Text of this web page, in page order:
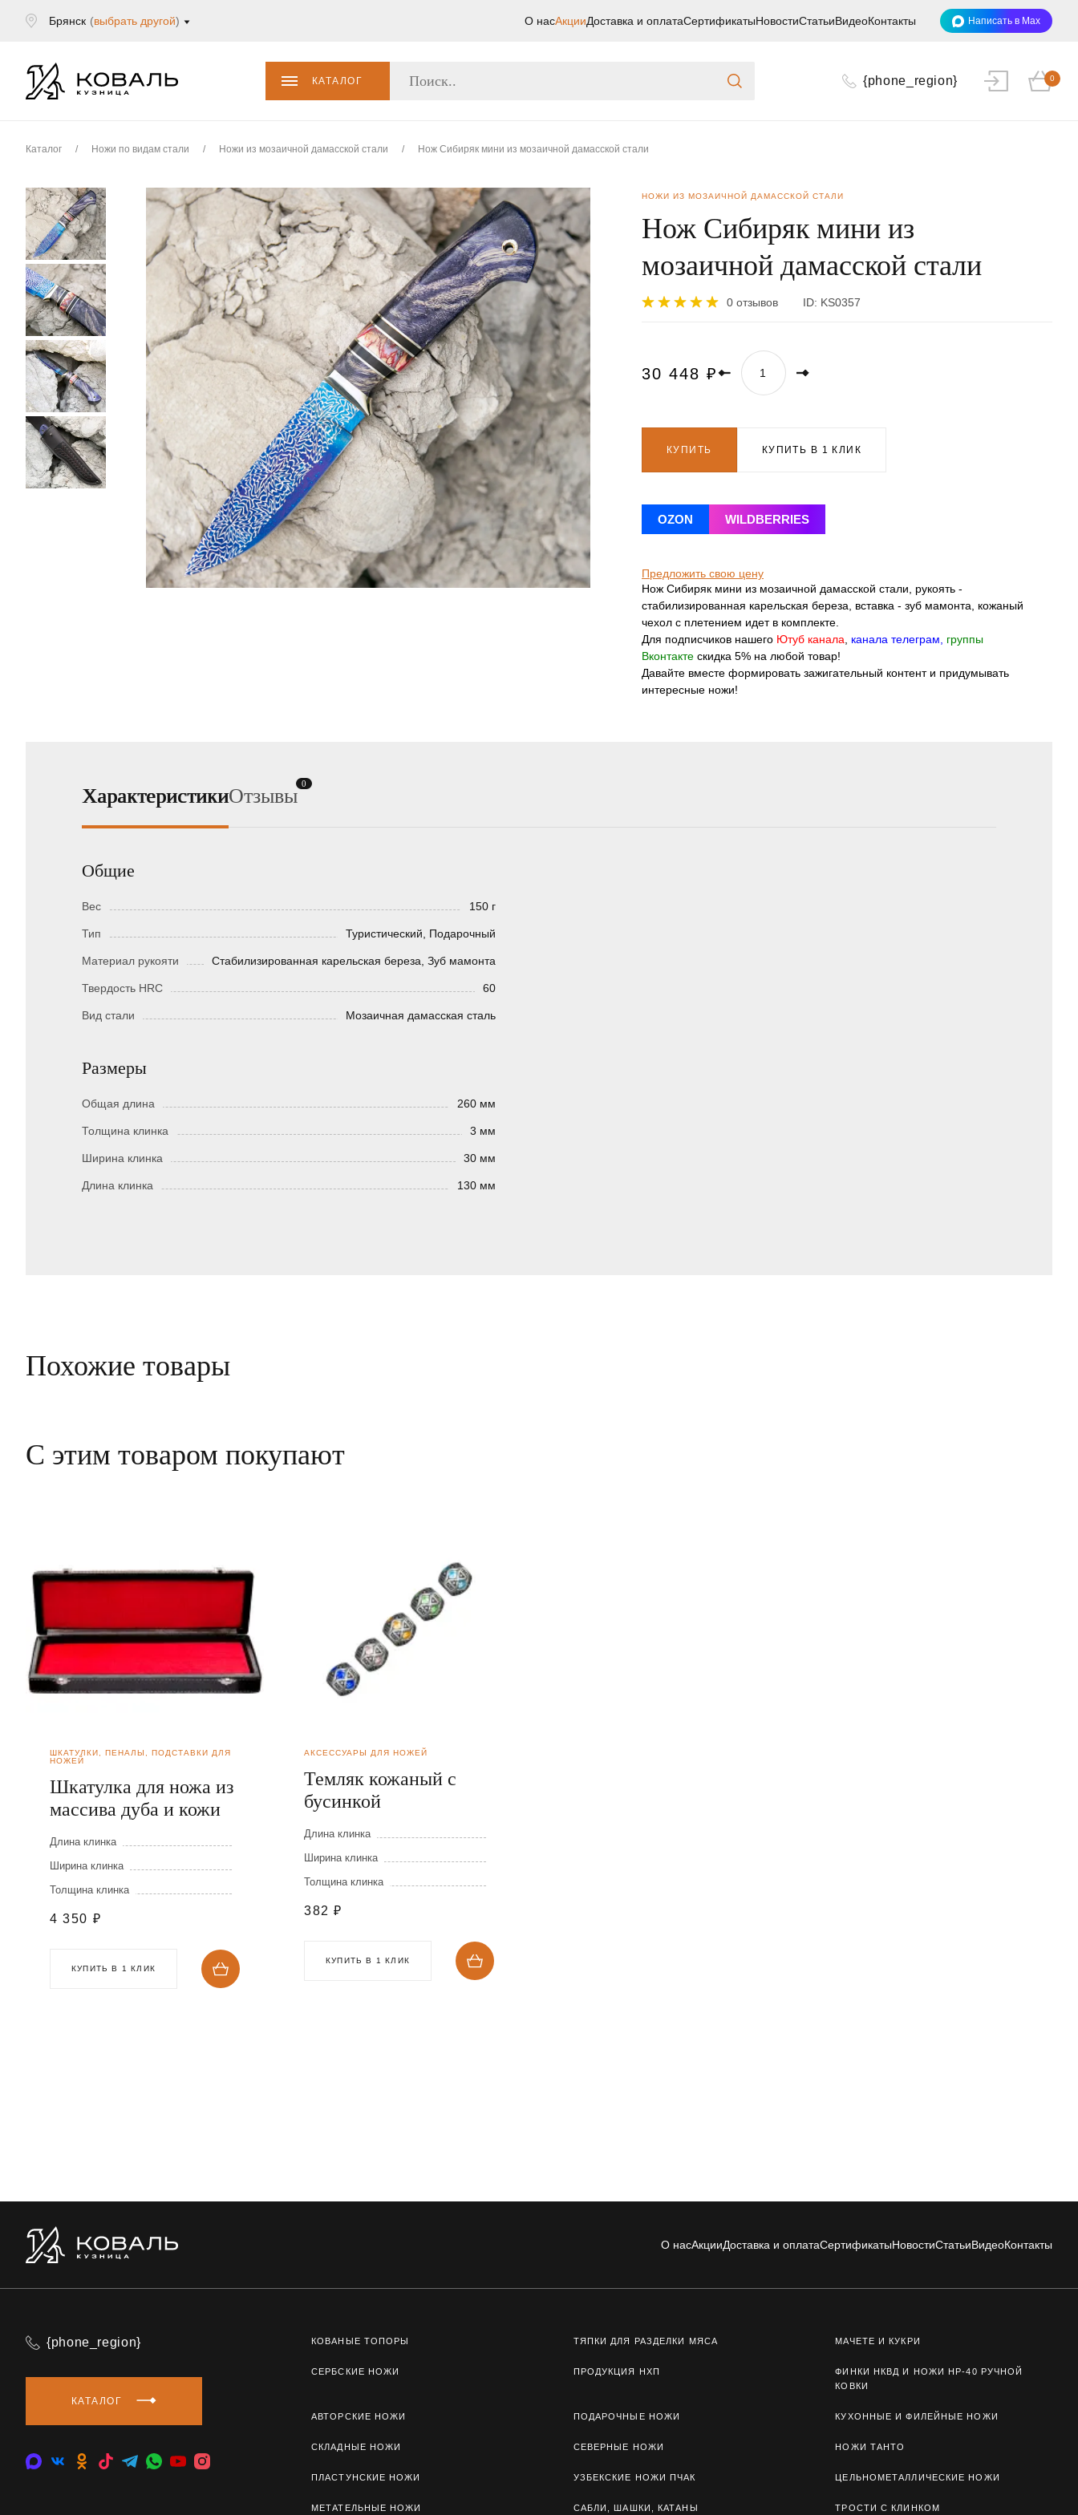
Брянск (выбрать другой) О насАкцииДоставка и оплатаСертификатыНовостиСтатьиВидеоКонтакты Написать в Max
КАТАЛОГ {phone_region} 0
Каталог / Ножи по видам стали / Ножи из мозаичной дамасской стали / Нож Сибиряк мини из мозаичной дамасской стали
НОЖИ ИЗ МОЗАИЧНОЙ ДАМАССКОЙ СТАЛИ
Нож Сибиряк мини из
мозаичной дамасской стали
0 отзывов ID: KS0357
30 448 ₽
КУПИТЬ КУПИТЬ В 1 КЛИК
OZON WILDBERRIES
Предложить свою цену
Нож Сибиряк мини из мозаичной дамасской стали, рукоять -
стабилизированная карельская береза, вставка - зуб мамонта, кожаный
чехол с плетением идет в комплекте.
Для подписчиков нашего Ютуб канала канала телеграм
группы
Вконтакте скидка 5% на любой товар!
Давайте вместе формировать зажигательный контент и придумывать
интересные ножи!
ХарактеристикиОтзывы
0
Общие
Вес 150 г
Тип Туристический, Подарочный
Материал рукояти Стабилизированная карельская береза, Зуб мамонта
Твердость HRC 60
Вид стали Мозаичная дамасская сталь
Размеры
Общая длина 260 мм
Толщина клинка 3 мм
Ширина клинка 30 мм
Длина клинка 130 мм
Похожие товары
С этим товаром покупают
ШКАТУЛКИ, ПЕНАЛЫ, ПОДСТАВКИ ДЛЯ
НОЖЕЙ
Шкатулка для ножа из
массива дуба и кожи
Длина клинка
Ширина клинка
Толщина клинка
4 350 ₽
КУПИТЬ В 1 КЛИК
АКСЕССУАРЫ ДЛЯ НОЖЕЙ
Темляк кожаный с
бусинкой
Длина клинка
Ширина клинка
Толщина клинка
382 ₽
КУПИТЬ В 1 КЛИК
О насАкцииДоставка и оплатаСертификатыНовостиСтатьиВидеоКонтакты
{phone_region}
КАТАЛОГ
КОВАНЫЕ ТОПОРЫ ТЯПКИ ДЛЯ РАЗДЕЛКИ МЯСА МАЧЕТЕ И КУКРИ
СЕРБСКИЕ НОЖИ ПРОДУКЦИЯ НХП
ФИНКИ НКВД И НОЖИ НР-40 РУЧНОЙ
КОВКИ
АВТОРСКИЕ НОЖИ ПОДАРОЧНЫЕ НОЖИ КУХОННЫЕ И ФИЛЕЙНЫЕ НОЖИ
СКЛАДНЫЕ НОЖИ СЕВЕРНЫЕ НОЖИ НОЖИ ТАНТО
ПЛАСТУНСКИЕ НОЖИ УЗБЕКСКИЕ НОЖИ ПЧАК ЦЕЛЬНОМЕТАЛЛИЧЕСКИЕ НОЖИ
МЕТАТЕЛЬНЫЕ НОЖИ САБЛИ, ШАШКИ, КАТАНЫ ТРОСТИ С КЛИНКОМ